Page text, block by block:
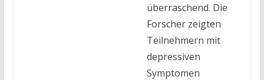
überraschend. Die
Forscher zeigten
Teilnehmern mit
depressiven
Symptomen